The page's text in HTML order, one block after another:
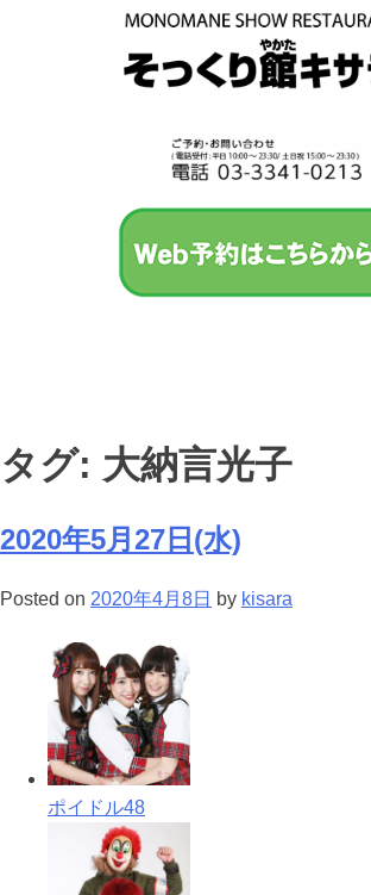
タグ: 大納言光子
2020年5月27日(水)
Posted on 2020年4月8日 by kisara
ポイドル48